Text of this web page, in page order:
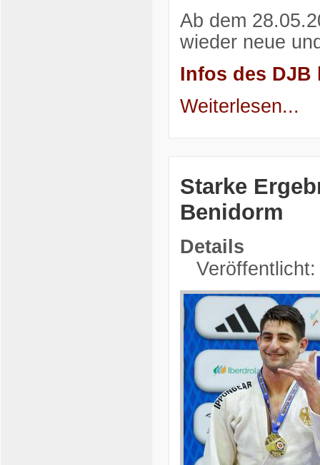
Ab dem
wieder neue
Infos des DJB
Weiterlesen...
Starke
Benidorm
Details